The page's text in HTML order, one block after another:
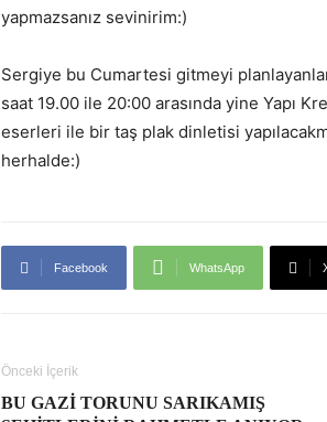
yapmazsanız sevinirim:)
Sergiye bu Cumartesi gitmeyi
saat 19.00 ile 20:00 arasında yine Yapı
eserleri ile bir taş plak dinletisi
herhalde:)
Facebook WhatsApp
Önceki İçerik
BU GAZI TORUNU SARIKAMIŞ